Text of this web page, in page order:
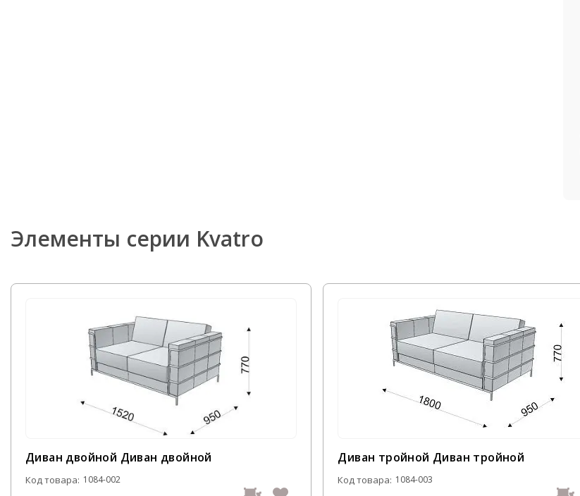
Элементы серии Kvatro
Диван двойной Диван двойной
Код товара: 1084-002
Диван тройной Диван тройной
Код товара: 1084-003